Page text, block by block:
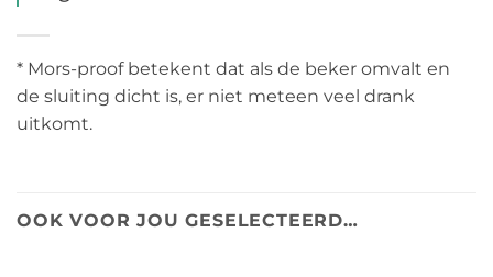
* Mors-proof betekent dat als de beker omvalt en
de sluiting dicht is, er niet meteen veel drank
uitkomt.
OOK VOOR JOU GESELECTEERD…